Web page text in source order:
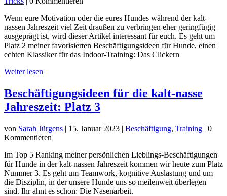
Wenn eure Motivation oder die eures Hundes während der kalt-
nassen Jahreszeit viel Zeit draußen zu verbringen eher geringfügig
ausgeprägt ist, wird dieser Artikel interessant für euch. Es geht um
Platz 2 meiner favorisierten Beschäftigungsideen für Hunde, einen
echten Klassiker für das Indoor-Training: Das Clickern
Weiter lesen
Beschäftigungsideen für die kalt-nasse
Jahreszeit: Platz 3
von Sarah Jürgens | 15. Januar 2023 | Beschäftigung, Training | 0
Kommentieren
Im Top 5 Ranking meiner persönlichen Lieblings-Beschäftigungen
für Hunde in der kalt-nassen Jahreszeit kommen wir heute zum Platz
Nummer 3. Es geht um Teamwork, kognitive Auslastung und um
die Disziplin, in der unsere Hunde uns so meilenweit überlegen
sind. Ihr ahnt es schon: Die Nasenarbeit.